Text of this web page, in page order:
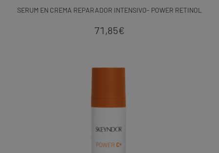
SERUM EN CREMA REPARADOR INTENSIVO- POWER RETINOL
71,85€